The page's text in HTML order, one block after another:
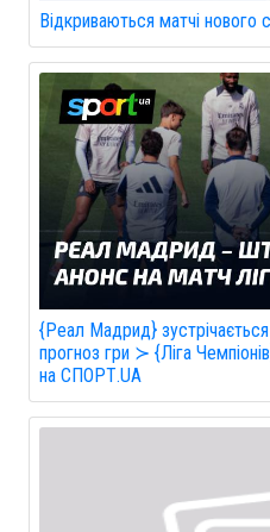
Відкриваються матчі нового
{Реал Мадрид}
прогноз гри ≻ {Ліга
на СПОРТ.UA